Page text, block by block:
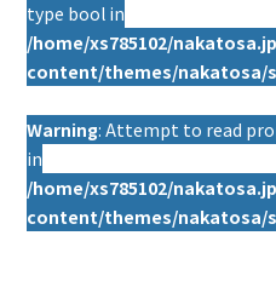
type bool in
/home/xs785102/
content/themes/nakatosa/
Warning: Attempt to read
in
/home/xs785102/
content/themes/nakatosa/